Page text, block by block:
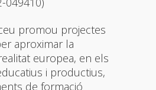
promou projectes
aproximar la
europea, en els
i productius,
de formació